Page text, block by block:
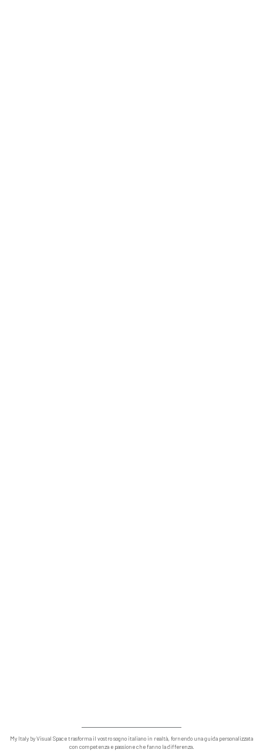
My Italy by Visual Space trasforma il vostro sogno italiano in realtà, fornendo una guida personalizzata
con competenza e passione che fanno la differenza.